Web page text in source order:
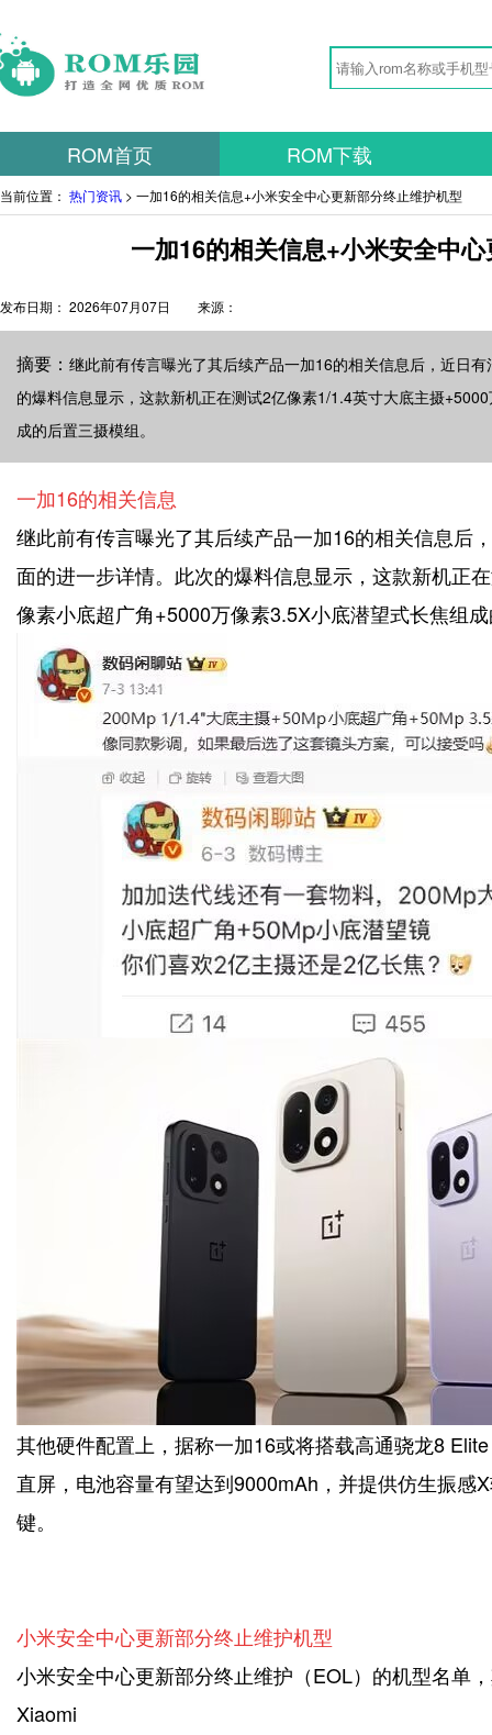
ROM首页 ROM下载
当前位置： 热门资讯 > 一加16的相关信息+小米安全中心更新部分终止维护机型
一加16的相关信息+小米安全中
发布日期： 2026年07月07日 来源：
摘要： 继此前有传言曝光了其后续产品一加16的相关信息后，近日
的爆料信息显示，这款新机正在测试2亿像素1/1.4英寸大底主摄
成的后置三摄模组。
一加16的相关信息
继此前有传言曝光了其后续产品一加16的相关信息后
面的进一步详情。此次的爆料信息显示，这款新机正
像素小底超广角+5000万像素3.5X小底潜望式长焦组
其他硬件配置上，据称一加16或将搭载高通骁龙8
直屏，电池容量有望达到9000mAh，并提供仿生振感
键。
小米安全中心更新部分终止维护机型
小米安全中心更新部分终止维护（EOL）的机型名单
Xiaomi